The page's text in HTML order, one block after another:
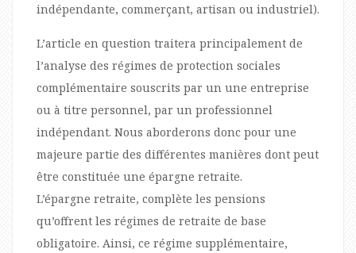
indépendante, commerçant, artisan ou industriel).
L’article en question traitera principalement de
l’analyse des régimes de protection sociales
complémentaire souscrits par un une entreprise
ou à titre personnel, par un professionnel
indépendant. Nous aborderons donc pour une
majeure partie des différentes manières dont peut
être constituée une épargne retraite.
L’épargne retraite, complète les pensions
qu’offrent les régimes de retraite de base
obligatoire. Ainsi, ce régime supplémentaire,